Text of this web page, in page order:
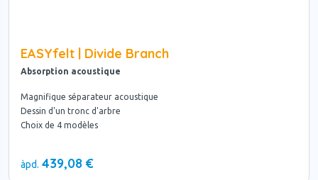
EASYfelt | Divide Branch
Absorption acoustique
Magnifique séparateur acoustique
Dessin d'un tronc d'arbre
Choix de 4 modèles
àpd. 439,08 €